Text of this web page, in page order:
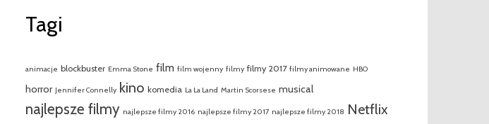
Tagi
animacje blockbuster Emma Stone film film wojenny filmy filmy 2017 filmy animowane HBO
horror Jennifer Connelly kino komedia La La Land Martin Scorsese musical
najlepsze filmy najlepsze filmy 2016 najlepsze filmy 2017 najlepsze filmy 2018 Netflix